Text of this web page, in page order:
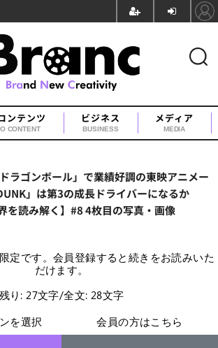
ンテンツ
CONTENT
ビジネス
BUSINESS
メディア
MEDIA
ドラゴンボール」で業績好調の東映アニメー
」は第3の成長ドライバーになるか
を読み解く】#8 4枚目の写真・画像
定です。会員登録すると続きをお読みいた
だけます。
残り: 27文字/全文: 28文字
を選択
会員の方はこちら